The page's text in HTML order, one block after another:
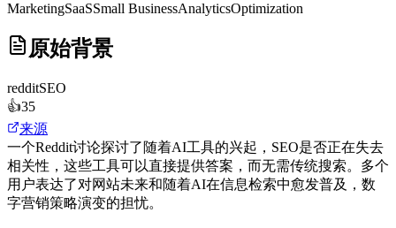
MarketingSaaSSmall BusinessAnalyticsOptimization
原始背景
redditSEO
👍35
来源
一个Reddit讨论探讨了随着AI工具的兴起，SEO是否正在失去
相关性，这些工具可以直接提供答案，而无需传统搜索。多个
用户表达了对网站未来和随着AI在信息检索中愈发普及，数
字营销策略演变的担忧。